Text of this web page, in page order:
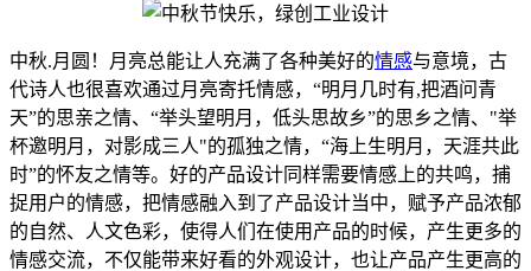
中秋.月圆！月亮总能让人充满了各种美好的情感与意境，古
代诗人也很喜欢通过月亮寄托情感，“明月几时有,把酒问青
天”的思亲之情、“举头望明月，低头思故乡”的思乡之情、"举
杯邀明月，对影成三人"的孤独之情，“海上生明月，天涯共此
时”的怀友之情等。好的产品设计同样需要情感上的共鸣，捕
捉用户的情感，把情感融入到了产品设计当中，赋予产品浓郁
的自然、人文色彩，使得人们在使用产品的时候，产生更多的
情感交流，不仅能带来好看的外观设计，也让产品产生更高的